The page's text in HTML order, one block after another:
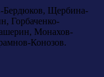
Бердюков, Щербина-
Горбаченко-
Монахов-
Конозов.